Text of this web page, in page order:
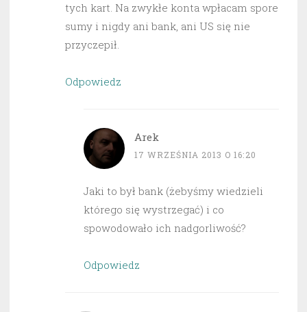
tych kart. Na zwykłe konta wpłacam spore
sumy i nigdy ani bank, ani US się nie
przyczepił.
Odpowiedz
Arek
17 WRZEŚNIA 2013 O 16:20
Jaki to był bank (żebyśmy wiedzieli
którego się wystrzegać) i co
spowodowało ich nadgorliwość?
Odpowiedz